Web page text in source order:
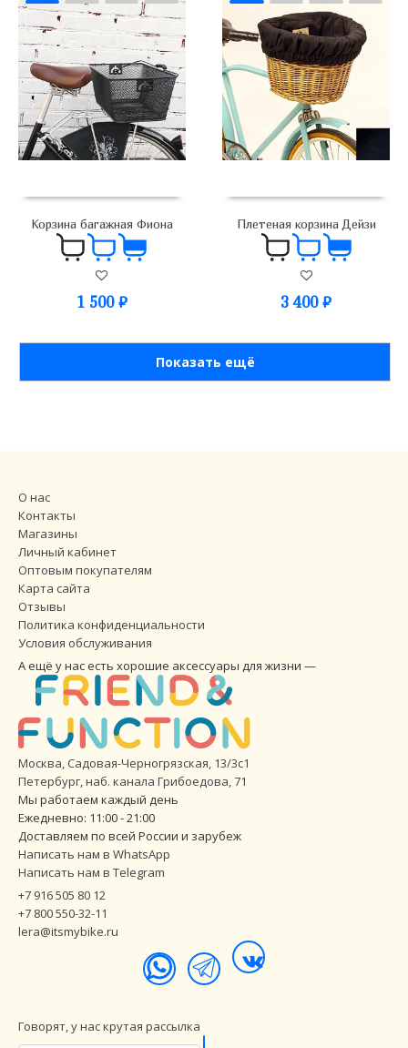
Корзина багажная Фиона
1 500 ₽
Плетеная корзина Дейзи
3 400₽
Показать ещё
О нас
Контакты
Магазины
Личный кабинет
Оптовым покупателям
Карта сайта
Отзывы
Политика конфиденциальности
Условия обслуживания
А ещё у нас есть хорошие аксессуары для жизни —
Москва, Садовая-Черногрязская, 13/3с1
Петербург,наб. канала Грибоедова, 71
Мы работаем каждый день
Ежедневно: 11:00 - 21:00
Доставляем по всей России и зарубеж
Написать нам в WhatsApp
Написать нам в Telegram
+7 916 505 80 12
+7 800 550-32-11
lera@itsmybike.ru
Говорят, у нас крутая рассылка